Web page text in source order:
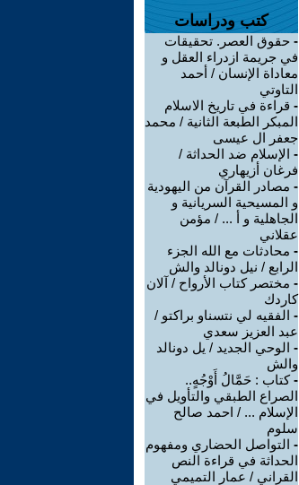
كتب ودراسات
- حقوق العصر. تحقيقات
في جريمة ازدراء العقل و
معاداة الإنسان / أحمد
التاوتي
- قراءة في تاريخ الاسلام
المبكر الطبعة الثانية / محمد
جعفر ال عيسى
- الإسلام ضد الحداثة /
فرغان أزيهاري
- مصادر القرآن من اليهودية
و المسيحية السريانية و
الجاهلية و أ ... / مؤمن
عقلاني
- محادثات مع الله الجزء
الرابع / نيل دونالد والش
- مختصر كتاب الأرواح / آلان
كاردك
- الفقيه لي نتسناو براكتو /
عبد العزيز سعدي
- الوحي الجديد / يل دونالد
والش
-كتاب : حَمَّالُ أَوْجُهٍ..
الصراع الطبقي والتأويل في
الإسلام ... / احمد صالح
سلوم
- التواصل الحضاري ومفهوم
الحداثة في قراءة النص
القراني / عمار التميمي